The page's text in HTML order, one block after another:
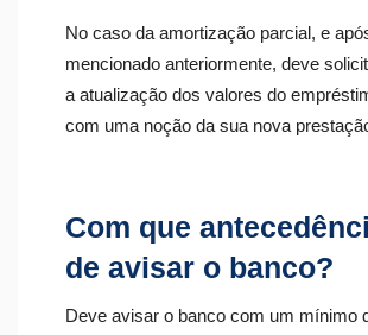
No caso da amortização parcial, e
mencionado anteriormente, deve
a atualização dos valores do
com uma noção da sua nova
Com que
de avisar o banco?
Deve avisar o banco com um mínimo